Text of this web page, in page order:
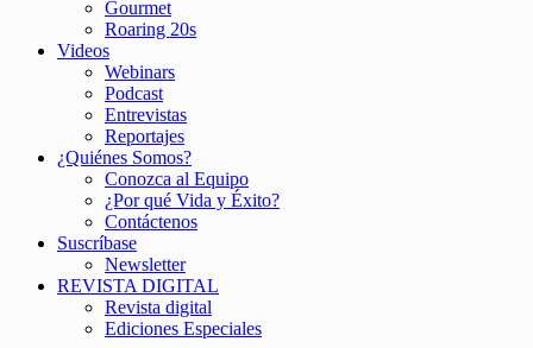
Gourmet
Roaring 20s
Videos
Webinars
Podcast
Entrevistas
Reportajes
¿Quiénes Somos?
Conozca al Equipo
¿Por qué Vida y Éxito?
Contáctenos
Suscríbase
Newsletter
REVISTA DIGITAL
Revista digital
Ediciones Especiales